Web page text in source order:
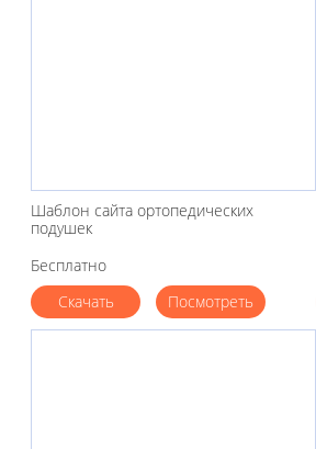
Шаблон сайта ортопедических
подушек
Бесплатно
Скачать
Посмотреть